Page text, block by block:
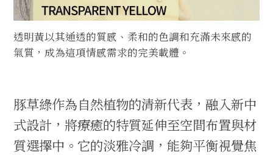
透明黃以其通透的質感、柔和的色調和充滿未來感的
氣質，成為這項情感需求的完美載體。
豚草綠作為自然植物的清新代表，融入新中
式設計，將療癒的特質延伸至空間布置與材
質選擇中。它的淡雅冷調，能夠平衡視覺焦